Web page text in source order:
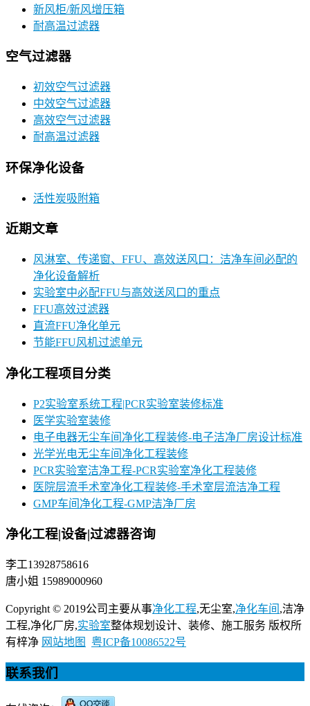
新风柜/新风增压箱
耐高温过滤器
空气过滤器
初效空气过滤器
中效空气过滤器
高效空气过滤器
耐高温过滤器
环保净化设备
活性炭吸附箱
近期文章
风淋室、传递窗、FFU、高效送风口：洁净车间必配的
净化设备解析
实验室中必配FFU与高效送风口的重点
FFU高效过滤器
直流FFU净化单元
节能FFU风机过滤单元
净化工程项目分类
P2实验室系统工程|PCR实验室装修标准
医学实验室装修
电子电器无尘车间净化工程装修-电子洁净厂房设计标准
光学光电无尘车间净化工程装修
PCR实验室洁净工程-PCR实验室净化工程装修
医院层流手术室净化工程装修-手术室层流洁净工程
GMP车间净化工程-GMP洁净厂房
净化工程|设备|过滤器咨询
李工13928758616
唐小姐 15989000960
Copyright © 2019公司主要从事净化工程,无尘室,净化车间 ,洁净
工程,净化厂房,实验室整体规划设计、装修、施工服务 版权所
有梓净 网站地图 粤ICP备10086522号
联系我们